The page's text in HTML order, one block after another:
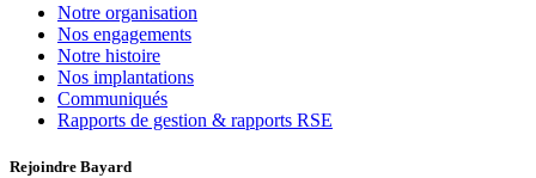
Notre organisation
Nos engagements
Notre histoire
Nos implantations
Communiqués
Rapports de gestion & rapports RSE
Rejoindre Bayard